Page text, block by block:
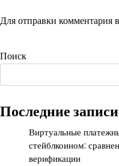
Для отправки комментария
Поиск
Последние записи
Виртуальные
стейблкоином:
верификации